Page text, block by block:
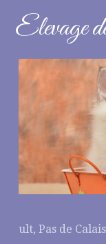
Elevage
ult, Pas de Calais